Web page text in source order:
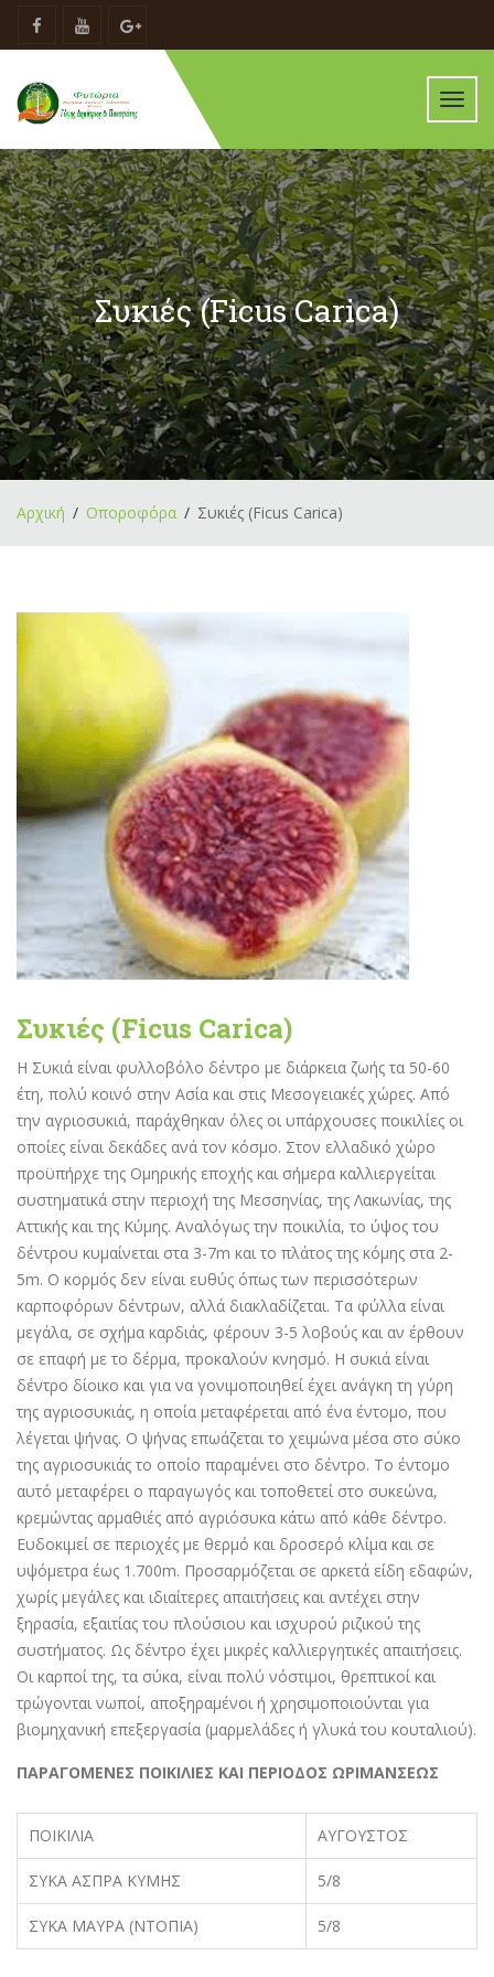
Συκιές (Ficus Carica)
Αρχική Οποροφόρα Συκιές (Ficus Carica)
Συκιές (Ficus Carica)
Η Συκιά είναι φυλλοβόλο δέντρο με διάρκεια ζωής τα 50-60
έτη, πολύ κοινό στην Ασία και στις Μεσογειακές χώρες. Από
την αγριοσυκιά, παράχθηκαν όλες οι υπάρχουσες ποικιλίες οι
οποίες είναι δεκάδες ανά τον κόσμο. Στον ελλαδικό χώρο
προϋπήρχε της Ομηρικής εποχής και σήμερα καλλιεργείται
συστηματικά στην περιοχή της Μεσσηνίας, της Λακωνίας, της
Αττικής και της Κύμης. Αναλόγως την ποικιλία, το ύψος του
δέντρου κυμαίνεται στα 3-7m και το πλάτος της κόμης στα 2-
5m. Ο κορμός δεν είναι ευθύς όπως των περισσότερων
καρποφόρων δέντρων, αλλά διακλαδίζεται. Τα φύλλα είναι
μεγάλα, σε σχήμα καρδιάς, φέρουν 3-5 λοβούς και αν έρθουν
σε επαφή με το δέρμα, προκαλούν κνησμό. Η συκιά είναι
δέντρο δίοικο και για να γονιμοποιηθεί έχει ανάγκη τη γύρη
της αγριοσυκιάς, η οποία μεταφέρεται από ένα έντομο, που
λέγεται ψήνας. Ο ψήνας επωάζεται το χειμώνα μέσα στο σύκο
της αγριοσυκιάς το οποίο παραμένει στο δέντρο. Το έντομο
αυτό μεταφέρει ο παραγωγός και τοποθετεί στο συκεώνα,
κρεμώντας αρμαθιές από αγριόσυκα κάτω από κάθε δέντρο.
Ευδοκιμεί σε περιοχές με θερμό και δροσερό κλίμα και σε
υψόμετρα έως 1.700m. Προσαρμόζεται σε αρκετά είδη εδαφών,
χωρίς μεγάλες και ιδιαίτερες απαιτήσεις και αντέχει στην
ξηρασία, εξαιτίας του πλούσιου και ισχυρού ριζικού της
συστήματος. Ως δέντρο έχει μικρές καλλιεργητικές απαιτήσεις.
Οι καρποί της, τα σύκα, είναι πολύ νόστιμοι, θρεπτικοί και
τρώγονται νωποί, αποξηραμένοι ή χρησιμοποιούνται για
βιομηχανική επεξεργασία (μαρμελάδες ή γλυκά του κουταλιού).
ΠΑΡΑΓΟΜΕΝΕΣ ΠΟΙΚΙΛΙΕΣ ΚΑΙ ΠΕΡΙΟΔΟΣ ΩΡΙΜΑΝΣΕΩΣ
ΠΟΙΚΙΛΙΑ ΑΥΓΟΥΣΤΟΣ
ΣΥΚΑ ΑΣΠΡΑ ΚΥΜΗΣ 5/8
ΣΥΚΑ ΜΑΥΡΑ (ΝΤΟΠΙΑ) 5/8